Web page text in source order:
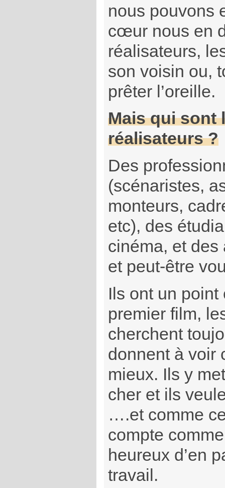
nous pouvons
cœur nous en
réalisateurs,
son voisin ou,
prêter l’oreille.
Mais qui sont
réalisateurs ?
Des
(scénaristes,
monteurs,
etc), des
cinéma, et des
et peut-être
Ils ont un
premier film,
cherchent
donnent à voir
mieux. Ils y
cher et ils
….et comme
compte
heureux d’en
travail.